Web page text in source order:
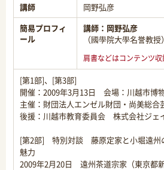
講師
岡野弘彦
簡易プロフィ
ール
講師： 岡野弘彦
（國學院大學名誉教授）
肩書などはコンテンツ
[第1部]、[第3部]
開催：2009年3月13日 会場：川越市博
主催：財団法人エンゼル財団・尚美総合
後援：川越市教育委員会 株式会社ジェ
[第2部] 特別対談 藤原定家と小堀遠州
魅力
2009年2月20日 遠州茶道宗家（東京都